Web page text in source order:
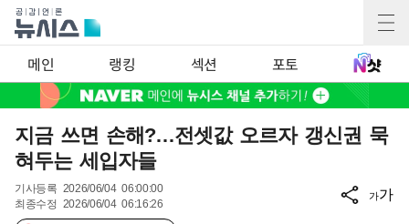
메인 랭킹 섹션 포토
지금 쓰면 손해?…전셋값 오르자 갱신권 묵
혀두는 세입자들
기사등록 2026/06/04 06:00:00
최종수정 2026/06/04 06:16:26
가가